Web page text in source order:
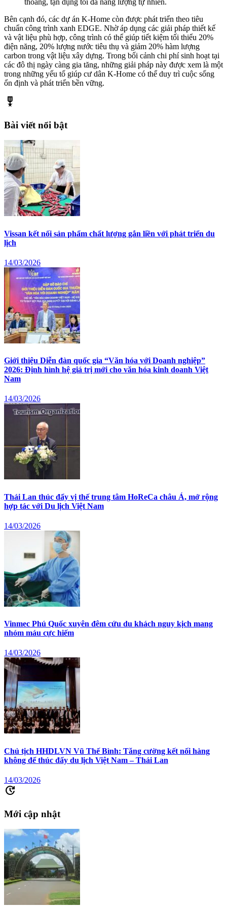
Bên cạnh đó, các dự án K-Home còn được phát triển theo tiêu
chuẩn công trình xanh EDGE. Nhờ áp dụng các giải pháp thiết kế
và vật liệu phù hợp, công trình có thể giúp tiết kiệm tối thiểu 20%
điện năng, 20% lượng nước tiêu thụ và giảm 20% hàm lượng
carbon trong vật liệu xây dựng. Trong bối cảnh chi phí sinh hoạt tại
các đô thị ngày càng gia tăng, những giải pháp này được xem là một
trong những yếu tố giúp cư dân K-Home có thể duy trì cuộc sống
ổn định và phát triển bền vững.
military_tech
Bài viết nổi bật
Vissan kết nối sản phẩm chất lượng gắn liền với phát triển du
lịch
14/03/2026
Giới thiệu Diễn đàn quốc gia “Văn hóa với Doanh nghiệp”
2026: Định hình hệ giá trị mới cho văn hóa kinh doanh Việt
Nam
14/03/2026
Thái Lan thúc đẩy vị thế trung tâm HoReCa châu Á, mở rộng
hợp tác với Du lịch Việt Nam
14/03/2026
Vinmec Phú Quốc xuyên đêm cứu du khách nguy kịch mang
nhóm máu cực hiếm
14/03/2026
Chủ tịch HHDLVN Vũ Thế Bình: Tăng cường kết nối hàng
không để thúc đẩy du lịch Việt Nam – Thái Lan
14/03/2026
update
Mới cập nhật